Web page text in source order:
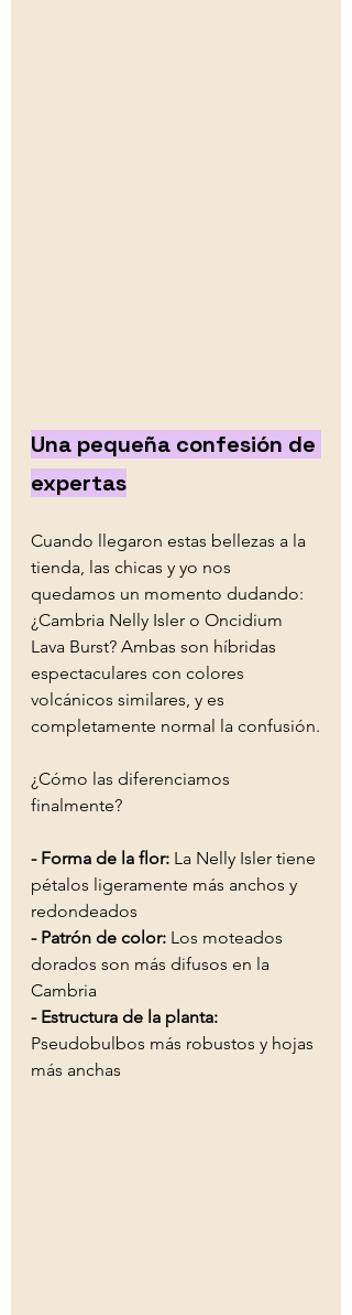
Una pequeña confesión de
expertas
Cuando llegaron estas bellezas a la
tienda, las chicas y yo nos
quedamos un momento dudando:
¿Cambria Nelly Isler o Oncidium
Lava Burst? Ambas son híbridas
espectaculares con colores
volcánicos similares, y es
completamente normal la confusión.
¿Cómo las diferenciamos
finalmente?
- Forma de la flor: La Nelly Isler tiene
pétalos ligeramente más anchos y
redondeados
- Patrón de color: Los moteados
dorados son más difusos en la
Cambria
- Estructura de la planta:
Pseudobulbos más robustos y hojas
más anchas